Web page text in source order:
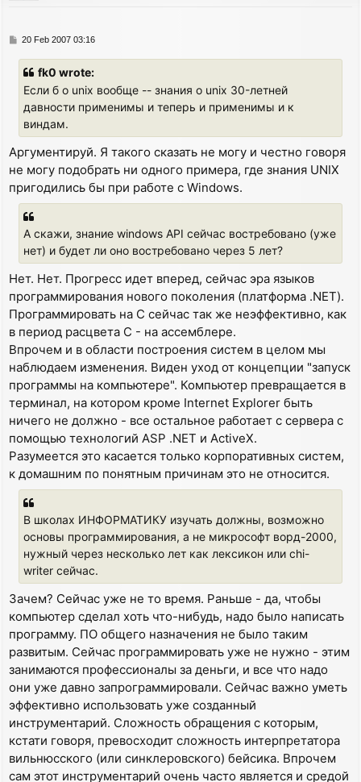
P20 Feb 2007 03:16
fk0 wrote:
Если б о unix вообще -- знания о unix 30-летней
давности применимы и теперь и применимы и к
виндам.
Аргументируй. Я такого сказать не могу и честно говоря
не могу подобрать ни одного примера, где знания UNIX
пригодились бы при работе с Windows.
А скажи, знание windows API сейчас востребовано (уже
нет) и будет ли оно востребовано через 5 лет?
Нет. Нет. Прогресс идет вперед, сейчас эра языков
программирования нового поколения (платформа .NET).
Программировать на C сейчас так же неэффективно, как
в период расцвета C - на ассемблере.
Впрочем и в области построения систем в целом мы
наблюдаем изменения. Виден уход от концепции "запуск
программы на компьютере". Компьютер превращается в
терминал, на котором кроме Internet Explorer быть
ничего не должно - все остальное работает с сервера с
помощью технологий ASP .NET и ActiveX.
Разумеется это касается только корпоративных систем,
к домашним по понятным причинам это не относится.
В школах ИНФОРМАТИКУ изучать должны, возможно
основы программирования, а не микрософт ворд-2000,
нужный через несколько лет как лексикон или chi-
writer сейчас.
Зачем? Сейчас уже не то время. Раньше - да, чтобы
компьютер сделал хоть что-нибудь, надо было написать
программу. ПО общего назначения не было таким
развитым. Сейчас программировать уже не нужно - этим
занимаются профессионалы за деньги, и все что надо
они уже давно запрограммировали. Сейчас важно уметь
эффективно использовать уже созданный
инструментарий. Сложность обращения с которым,
кстати говоря, превосходит сложность интерпретатора
вильнюсского (или синклеровского) бейсика. Впрочем
сам этот инструментарий очень часто является и средой